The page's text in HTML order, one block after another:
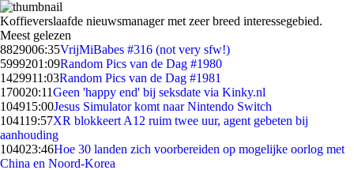
Koffieverslaafde nieuwsmanager met zeer breed interessegebied.
Meest gelezen
8829006:35VrijMiBabes #316 (not very sfw!)
5999201:09Random Pics van de Dag #1980
1429911:03Random Pics van de Dag #1981
170020:11Geen 'happy end' bij seksdate via Kinky.nl
104915:00Jesus Simulator komt naar Nintendo Switch
104119:57XR blokkeert A12 ruim twee uur, agent gebeten bij
aanhouding
104023:46Hoe 30 landen zich voorbereiden op mogelijke oorlog met
China en Noord-Korea